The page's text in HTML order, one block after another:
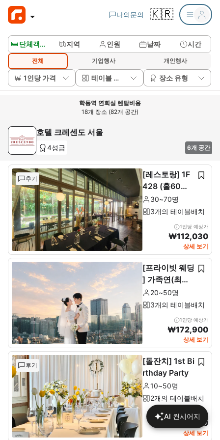
나의문의 🇰🇷
🛏️ 단체객실보기 지역 인원 날짜 시간
전체 기업행사 개인행사
1인당 가격 테이블 배치 장소 유형
학동역 연회실 렌탈비용
18개 장소 (82개 공간)
호텔 크레센도 서울
4성급 6개 공간
후기
[레스토랑] 1F
428 (홀60석+
룸10석)
30~70명
3개의 테이블배치
1인당 예상가
₩112,030
상세 보기
[프라이빗 웨딩
] 가족연(최소2
0~최대 50인)
20~50명
3개의 테이블배치
1인당 예상가
₩172,900
상세 보기
후기
[돌잔치] 1st Bi
rthday Party
10~50명
2개의 테이블배치
1인당 예상가
₩137,680
상세 보기
AI 컨시어지